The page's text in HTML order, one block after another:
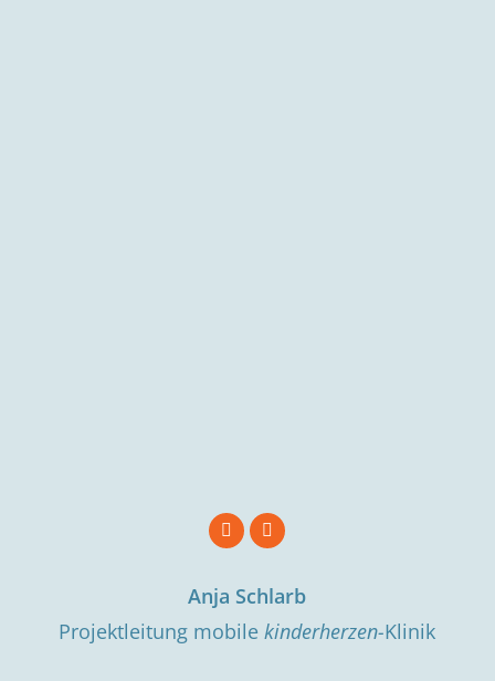
Anja Schlarb
Projektleitung mobilekinderherzen­-Klinik